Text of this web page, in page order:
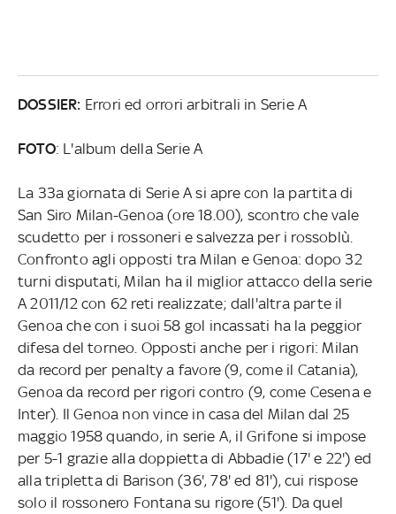
DOSSIER: Errori ed orrori arbitrali in Serie A
FOTO: L'album della Serie A
La 33a giornata di Serie A si apre con la partita di
San Siro Milan-Genoa (ore 18.00), scontro che vale
scudetto per i rossoneri e salvezza per i rossoblù.
Confronto agli opposti tra Milan e Genoa: dopo 32
turni disputati, Milan ha il miglior attacco della serie
A 2011/12 con 62 reti realizzate; dall'altra parte il
Genoa che con i suoi 58 gol incassati ha la peggior
difesa del torneo. Opposti anche per i rigori: Milan
da record per penalty a favore (9, come il Catania),
Genoa da record per rigori contro (9, come Cesena e
Inter). Il Genoa non vince in casa del Milan dal 25
maggio 1958 quando, in serie A, il Grifone si impose
per 5-1 grazie alla doppietta di Abbadie (17' e 22') ed
alla tripletta di Barison (36', 78' ed 81'), cui rispose
solo il rossonero Fontana su rigore (51'). Da quel